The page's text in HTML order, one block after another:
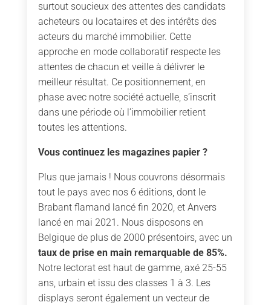
surtout soucieux des attentes des candidats
acheteurs ou locataires et des intérêts des
acteurs du marché immobilier. Cette
approche en mode collaboratif respecte les
attentes de chacun et veille à délivrer le
meilleur résultat. Ce positionnement, en
phase avec notre société actuelle, s’inscrit
dans une période où l’immobilier retient
toutes les attentions.
Vous continuez les magazines papier ?
Plus que jamais ! Nous couvrons désormais
tout le pays avec nos 6 éditions, dont le
Brabant flamand lancé fin 2020, et Anvers
lancé en mai 2021. Nous disposons en
Belgique de plus de 2000 présentoirs, avec un
taux de prise en main remarquable de 85%.
Notre lectorat est haut de gamme, axé 25-55
ans, urbain et issu des classes 1 à 3. Les
displays seront également un vecteur de